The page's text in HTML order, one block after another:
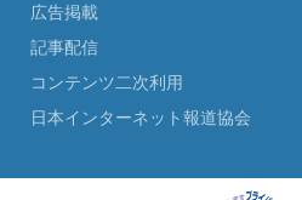
広告掲載
記事配信
コンテンツ二次利用
日本インターネット報道協会